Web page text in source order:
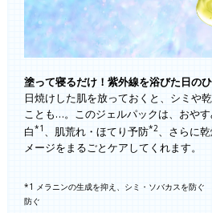
塗って寝るだけ！紫外線を浴びた日の
日焼けした肌を放っておくと、シミや
ことも…。このジェルパックは、おや
白*1 、肌荒れ・ほてり予防*2、さらに
メージをまるごとケアしてくれます。
*1 メラニンの生成を抑え、シミ・ソバカスを防
防ぐ